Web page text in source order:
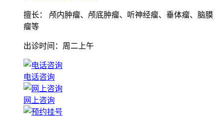
擅长：
颅内肿瘤、颅底肿瘤、听神经瘤、垂体瘤、脑膜
瘤等
出诊时间：周二上午
电话咨询
网上咨询